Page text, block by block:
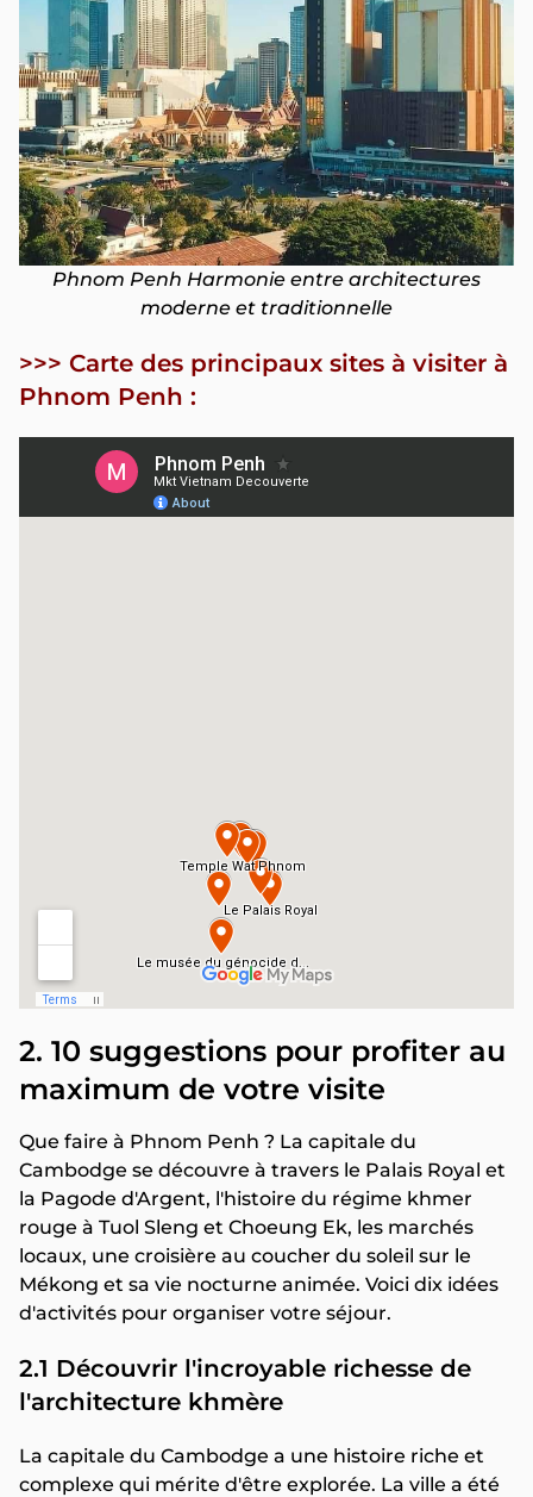
Phnom Penh Harmonie entre architectures
moderne et traditionnelle
>>> Carte des principaux sites à visiter à
Phnom Penh :
2. 10 suggestions pour profiter au
maximum de votre visite
Que faire à Phnom Penh ? La capitale du
Cambodge se découvre à travers le Palais Royal et
la Pagode d'Argent, l'histoire du régime khmer
rouge à Tuol Sleng et Choeung Ek, les marchés
locaux, une croisière au coucher du soleil sur le
Mékong et sa vie nocturne animée. Voici dix idées
d'activités pour organiser votre séjour.
2.1 Découvrir l'incroyable richesse de
l'architecture khmère
La capitale du Cambodge a une histoire riche et
complexe qui mérite d'être explorée. La ville a été